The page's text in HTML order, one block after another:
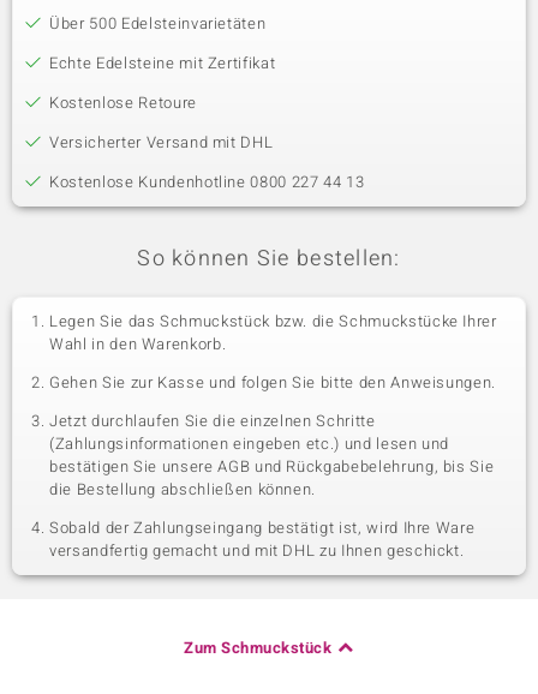
Über 500 Edelsteinvarietäten
Echte Edelsteine mit Zertifikat
Kostenlose Retoure
Versicherter Versand mit DHL
Kostenlose Kundenhotline 0800 227 44 13
So können Sie bestellen:
Legen Sie das Schmuckstück bzw. die Schmuckstücke Ihrer
Wahl in den Warenkorb.
Gehen Sie zur Kasse und folgen Sie bitte den Anweisungen.
Jetzt durchlaufen Sie die einzelnen Schritte
(Zahlungsinformationen eingeben etc.) und lesen und
bestätigen Sie unsere AGB und Rückgabebelehrung, bis Sie
die Bestellung abschließen können.
Sobald der Zahlungseingang bestätigt ist, wird Ihre Ware
versandfertig gemacht und mit DHL zu Ihnen geschickt.
Zum Schmuckstück